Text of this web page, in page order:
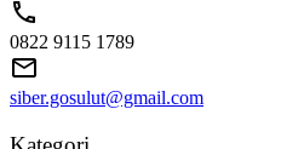
0822 9115 1789
siber.gosulut@gmail.com